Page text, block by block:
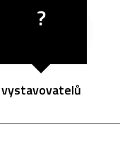
?
vystavovatelů